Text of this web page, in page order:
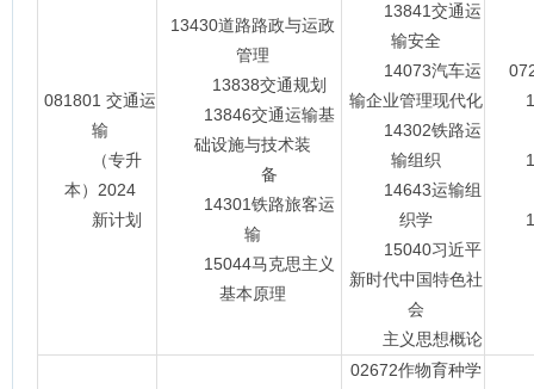
081801 交通运
输
（专升
本）2024
新计划
13430道路路政与运政
管理
13838交通规划
13846交通运输基
础设施与技术装
备
14301铁路旅客运
输
15044马克思主义
基本原理
13841交通运
输安全
14073汽车运
输企业管理现代化
14302铁路运
输组织
14643运输组
织学
15040习近平
新时代中国特色社
会
主义思想概论
02672作物育种学